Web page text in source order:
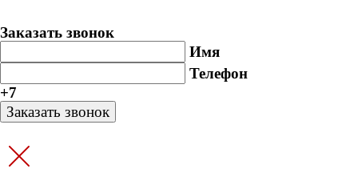
Заказать звонок
Имя
Телефон
+7